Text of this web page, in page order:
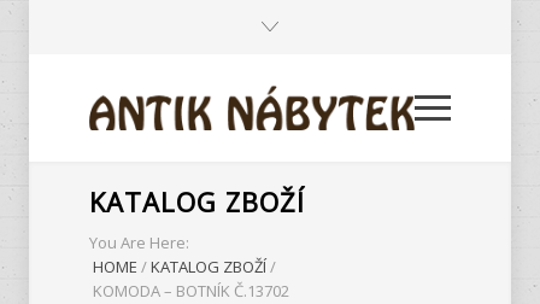
KATALOG ZBOŽÍ
You Are Here:
HOME /KATALOG ZBOŽÍ/
KOMODA – BOTNÍK Č.13702